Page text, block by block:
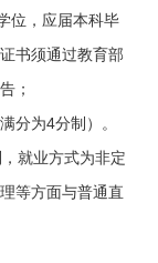
位，应届本科毕
书须通过教育部
；
满分为4分制）。
就业方式为非定
等方面与普通直